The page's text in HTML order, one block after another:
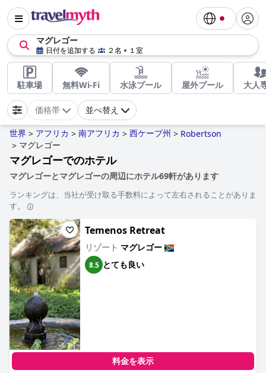
マグレゴー
日付を追加する ２名 １室
駐車場 無料Wi-Fi 水泳プール 屋外プール 大人
価格帯 並べ替え
世界 > アフリカ > 南アフリカ > 西ケープ州 > Robertson
> マグレゴー
マグレゴーでのホテル
マグレゴーとマグレゴーの周辺にホテル69軒があります
ランキングは、当社が受け取る手数料によって左右されることがありま
す。
Temenos Retreat
リゾート マグレゴー
8.5 とても良い
料金を表示